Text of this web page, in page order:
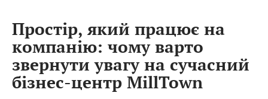
Простір, який працює на
компанію: чому варто
звернути увагу на сучасний
бізнес-центр MillTown